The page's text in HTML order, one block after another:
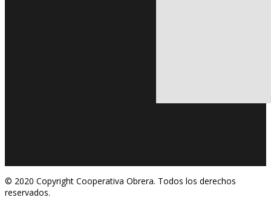
© 2020 Copyright Cooperativa Obrera. Todos los derechos
reservados.